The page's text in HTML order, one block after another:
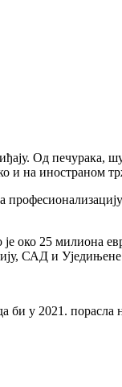
Од печурака,
и на иностраном
око 25 милиона
САД и
би у 2021. порасла